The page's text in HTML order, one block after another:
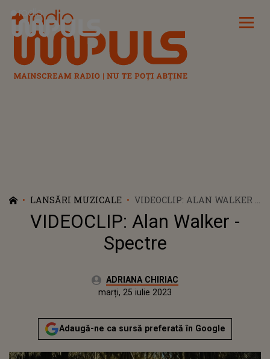
Radio Impuls
LANSĂRI MUZICALE
VIDEOCLIP: ALAN WALKER -
SPECTRE
VIDEOCLIP: Alan Walker -
Spectre
Autor:ADRIANA CHIRIAC
Actualizat:
marți, 25 iulie 2023
Adaugă-ne ca sursă preferată în Google